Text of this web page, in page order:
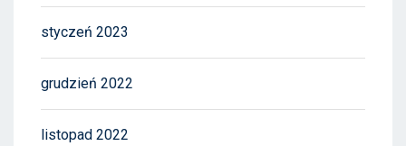
styczeń 2023
grudzień 2022
listopad 2022